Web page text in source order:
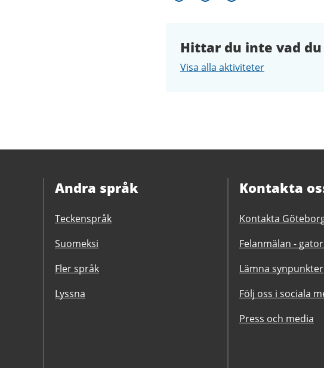
Hittar du inte vad
Visa alla aktiviteter
Andra språk
Teckenspråk
Suomeksi
Fler språk
Lyssna
Kontakta
Kontakta
Felanmälan -
Lämna synpunkter
Följ oss i sociala
Press och media